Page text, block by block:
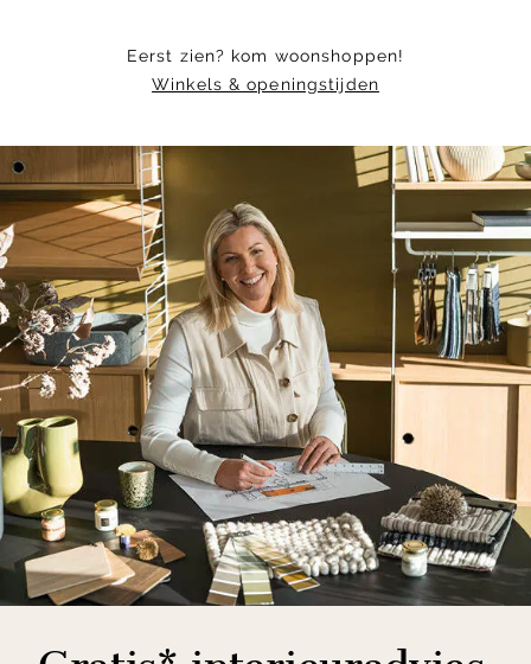
Eerst zien? kom woonshoppen!
Winkels & openingstijden